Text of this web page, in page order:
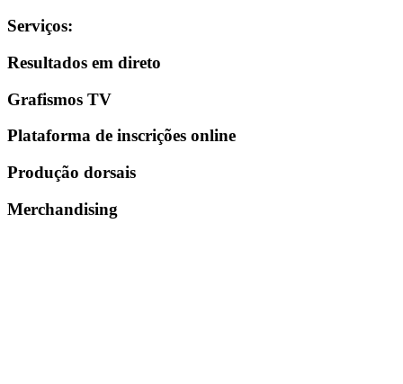
Serviços:
Resultados em direto
Grafismos TV
Plataforma de inscrições online
Produção dorsais
Merchandising